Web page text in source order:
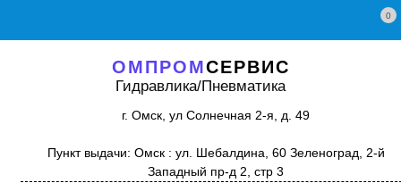
0
ОМПРОМСЕРВИС
Гидравлика/Пневматика
г. Омск, ул Солнечная 2-я, д. 49
Пункт выдачи: Омск : ул. Шебалдина, 60 Зеленоград, 2-й
Западный пр-д 2, стр 3